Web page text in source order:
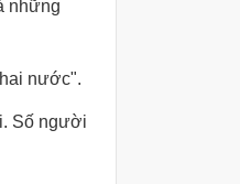
những
nước".
Số người